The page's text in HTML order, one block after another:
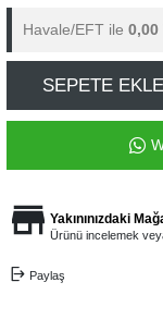
Havale/EFT ile 0,00
SEPETE EKLE
Yakınınızdaki
Ürünü incelemek
Paylaş